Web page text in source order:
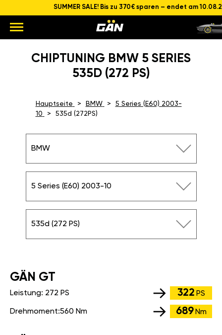
SUMMER SALE! Bis zu 370€ sparen – endet am
CHIPTUNING BMW 5 SERIES
535D (272 PS)
Hauptseite BMW
5 Series (E60) 2003-
10
535d (272PS)
BMW
5 Series (E60) 2003-10
535d (272 PS)
GÄN GT
Leistung: 272 PS 322 PS
Drehmoment:560 Nm 689 Nm